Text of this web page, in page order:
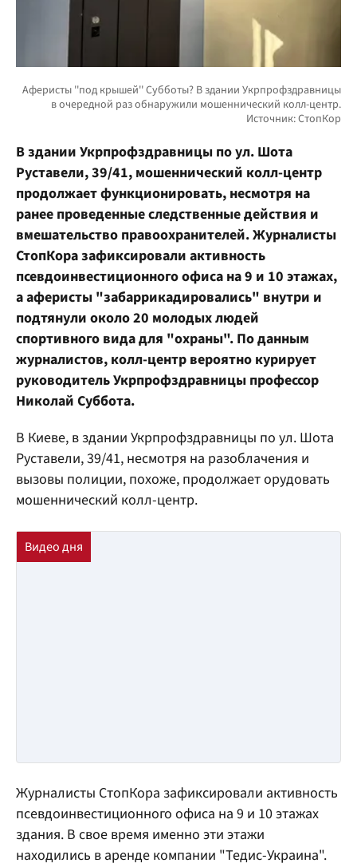
В здании Укрпрофздравницы по ул. Шота
Руставели, 39/41, мошеннический колл-центр
продолжает функционировать, несмотря на
ранее проведенные следственные действия и
вмешательство правоохранителей. Журналисты
СтопКора зафиксировали активность
псевдоинвестиционного офиса на 9 и 10 этажах,
а аферисты "забаррикадировались" внутри и
подтянули около 20 молодых людей
спортивного вида для "охраны". По данным
журналистов, колл-центр вероятно курирует
руководитель Укрпрофздравницы профессор
Николай Суббота.
В Киеве, в здании Укрпрофздравницы по ул. Шота
Руставели, 39/41, несмотря на разоблачения и
вызовы полиции, похоже, продолжает орудовать
мошеннический колл-центр.
Журналисты СтопКора зафиксировали активность
псевдоинвестиционного офиса на 9 и 10 этажах
здания. В свое время именно эти этажи
находились в аренде компании "Тедис-Украина".